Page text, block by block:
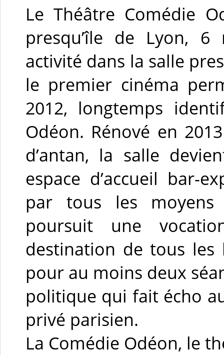
Le Théâtre Comédie
presqu’île de Lyon,
activité dans la salle
le premier cinéma
2012, longtemps
Odéon. Rénové en
d’antan, la salle
espace d’accueil bar-
par tous les moyens
poursuit une
destination de tous
pour au moins deux
politique qui fait écho
privé parisien.
La Comédie Odéon, le